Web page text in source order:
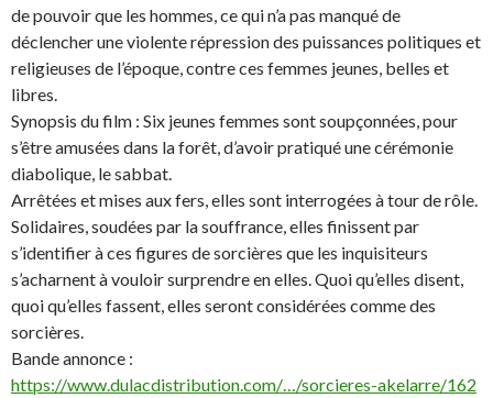
de pouvoir que les hommes, ce qui n’a pas manqué de
déclencher une violente répression des puissances politiques et
religieuses de l’époque, contre ces femmes jeunes, belles et
libres.
Synopsis du film : Six jeunes femmes sont soupçonnées, pour
s’être amusées dans la forêt, d’avoir pratiqué une cérémonie
diabolique, le sabbat.
Arrêtées et mises aux fers, elles sont interrogées à tour de rôle.
Solidaires, soudées par la souffrance, elles finissent par
s’identifier à ces figures de sorcières que les inquisiteurs
s’acharnent à vouloir surprendre en elles. Quoi qu’elles disent,
quoi qu’elles fassent, elles seront considérées comme des
sorcières.
Bande annonce :
https://www.dulacdistribution.com/…/sorcieres-akelarre/162